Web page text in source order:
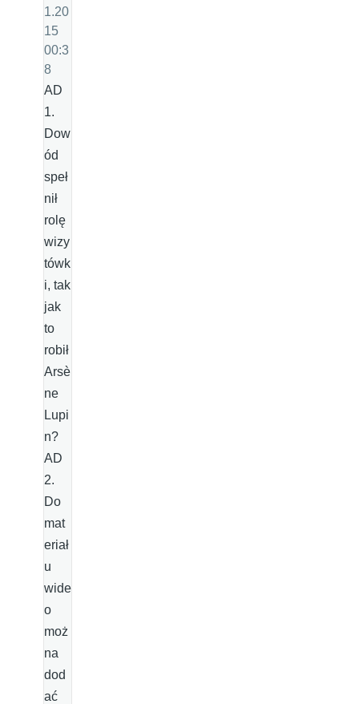
1.20
15
00:3
8
AD
1.
Dow
ód
speł
nił
rolę
wizy
tówk
i, tak
jak
to
robił
Arsè
ne
Lupi
n?
AD
2.
Do
mat
eriał
u
wide
o
moż
na
dod
ać